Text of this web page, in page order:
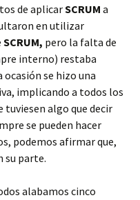
de aplicarSCRUM a
en utilizar
SCRUM, pero la falta de
interno) restaba
se hizo una
implicando a todos los
algo que decir
se pueden hacer
podemos afirmar que,
su parte.
alabamos cinco